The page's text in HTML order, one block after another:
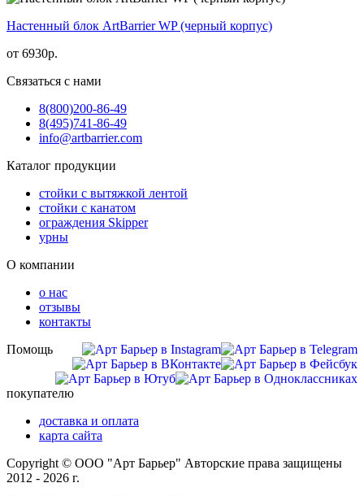
Настенный блок ArtBarrier WP (черный корпус)
от 6930р.
Связаться с нами
8(800)200-86-49
8(495)741-86-49
info@artbarrier.com
Каталог продукции
стойки с вытяжкой лентой
стойки с канатом
ограждения Skipper
урны
О компании
о нас
отзывы
контакты
Помощь
покупателю
доставка и оплата
карта сайта
Copyright © ООО "Арт Барьер" Авторские права защищены
2012 - 2026 г.